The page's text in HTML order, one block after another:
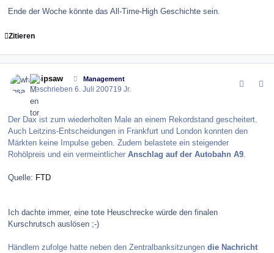
Ende der Woche könnte das All-Time-High Geschichte sein.
Zitieren
whipsaw Management
Geschrieben6. Juli 200719 Jr.
Der Dax ist zum wiederholten Male an einem Rekordstand gescheitert.
Auch Leitzins-Entscheidungen in Frankfurt und London konnten den
Märkten keine Impulse geben. Zudem belastete ein steigender
Rohölpreis und ein vermeintlicher Anschlag auf der Autobahn A9
Quelle: FTD
Ich dachte immer, eine tote Heuschrecke würde den finalen
Kurschrutsch auslösen ;-)
Händlern zufolge hatte neben den Zentralbanksitzungen die Nachricht